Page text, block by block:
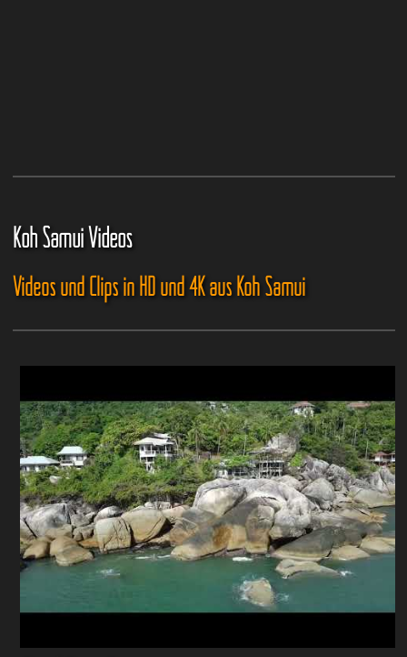
Koh Samui Videos
Videos und Clips in HD und 4K aus Koh Samui